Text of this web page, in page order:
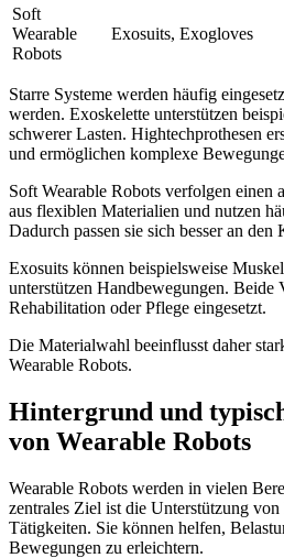
Soft
Wearable
Robots
Exosuits, Exogloves
Starre Systeme werden häufig
werden. Exoskelette unterstützen
schwerer Lasten. Hightechprothesen
und ermöglichen komplexe
Soft Wearable Robots verfolgen einen
aus flexiblen Materialien und nutzen
Dadurch passen sie sich besser an den
Exosuits können beispielsweise
unterstützen Handbewegungen. Beide
Rehabilitation oder Pflege eingesetzt.
Die Materialwahl beeinflusst daher
Wearable Robots.
Hintergrund und
von Wearable Robots
Wearable Robots werden in vielen
zentrales Ziel ist die Unterstützung
Tätigkeiten. Sie können helfen,
Bewegungen zu erleichtern.